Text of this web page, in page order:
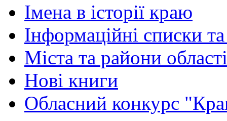
Імена в історії краю
Інформаційні списки
Міста та райони області
Нові книги
Обласний конкурс